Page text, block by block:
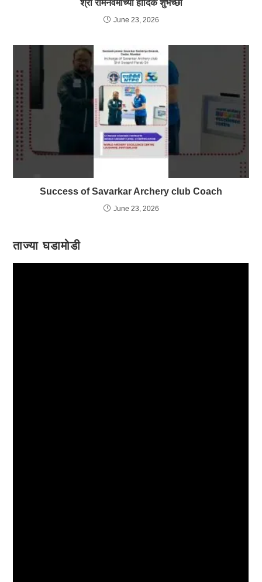
श्री रामनवमीच्या हार्दिक शुभेच्छा
June 23, 2026
Success of Savarkar Archery club Coach
June 23, 2026
ताज्या घडामोडी